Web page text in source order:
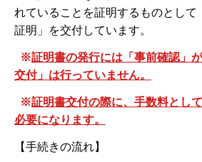
れていることを証明するものとして
証明」を交付しています。
※証明書の発行には「事前確認」
交付」は行っていません。
※証明書交付の際に、手数料とし
必要になります。
【手続きの流れ】